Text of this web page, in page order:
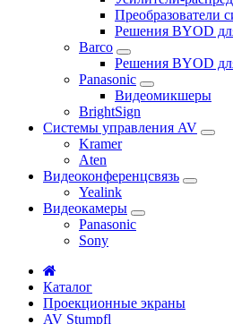
Преобразователи
Решения BYOD
Barco
Решения BYOD
Panasonic
Видеомикшеры
BrightSign
Системы управления AV
Kramer
Aten
Видеоконференцсвязь
Yealink
Видеокамеры
Panasonic
Sony
Каталог
Проекционные экраны
AV Stumpfl